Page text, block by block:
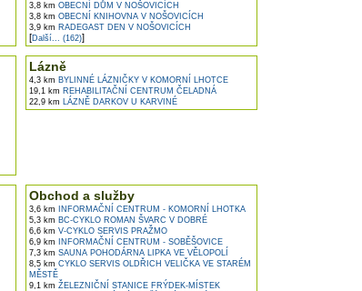
3,8 km OBECNÍ DŮM V NOŠOVICÍCH
3,8 km OBECNÍ KNIHOVNA V NOŠOVICÍCH
3,9 km RADEGAST DEN V NOŠOVICÍCH
[Další... (162)]
Lázně
4,3 km BYLINNÉ LÁZNIČKY V KOMORNÍ LHOTCE
19,1 km REHABILITAČNÍ CENTRUM ČELADNÁ
22,9 km LÁZNĚ DARKOV U KARVINÉ
Obchod a služby
3,6 km INFORMAČNÍ CENTRUM - KOMORNÍ LHOTKA
5,3 km BC-CYKLO ROMAN ŠVARC V DOBRÉ
6,6 km V-CYKLO SERVIS PRAŽMO
6,9 km INFORMAČNÍ CENTRUM - SOBĚŠOVICE
7,3 km SAUNA POHODÁRNA LIPKA VE VĚLOPOLÍ
8,5 km CYKLO SERVIS OLDŘICH VELIČKA VE STARÉM
MĚSTĚ
9,1 km ŽELEZNIČNÍ STANICE FRÝDEK-MÍSTEK